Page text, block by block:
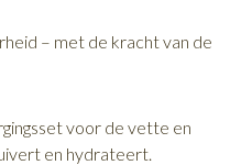
– met de kracht van de
voor de vette en
en hydrateert.